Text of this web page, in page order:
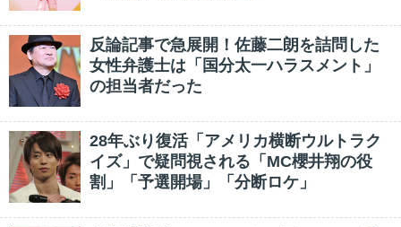
反論記事で急展開！佐藤二朗を詰問した
女性弁護士は「国分太一ハラスメント」
の担当者だった
28年ぶり復活「アメリカ横断ウルトラク
イズ」で疑問視される「MC櫻井翔の役
割」「予選開場」「分断ロケ」